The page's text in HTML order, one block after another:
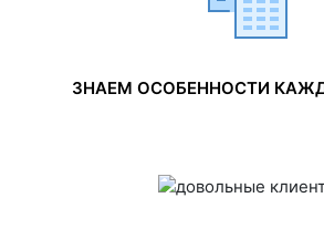
ЗНАЕМ ОСОБЕННОСТИ